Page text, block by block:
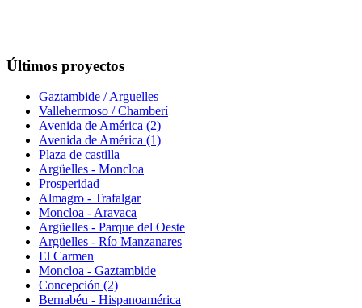
Últimos proyectos
Gaztambide / Arguelles
Vallehermoso / Chamberí
Avenida de América (2)
Avenida de América (1)
Plaza de castilla
Argüelles - Moncloa
Prosperidad
Almagro - Trafalgar
Moncloa - Aravaca
Argüelles - Parque del Oeste
Argüelles - Río Manzanares
El Carmen
Moncloa - Gaztambide
Concepción (2)
Bernabéu - Hispanoamérica